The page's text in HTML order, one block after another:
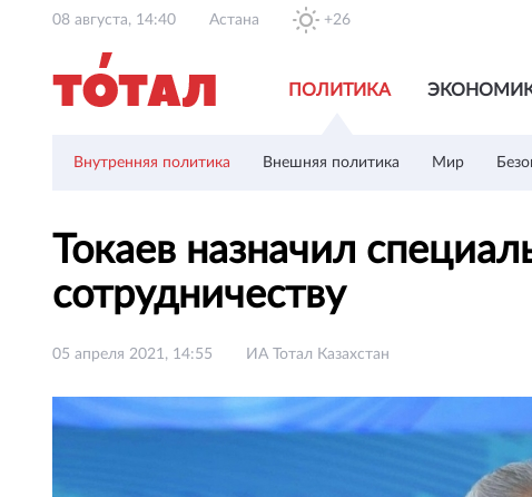
08 августа, 14:40 Астана +26
ПОЛИТИКА
Внутренняя политика Внешняя политика Мир
Токаев назначил
сотрудничеству
05 апреля 2021, 14:55 ИА Тотал Казахстан